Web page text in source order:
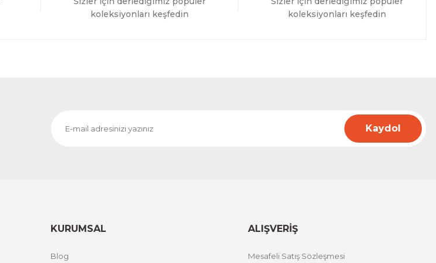
koleksiyonları keşfedin
koleksiyonları keşfedin
Kaydol
KURUMSAL
Blog
ALIŞVERİŞ
Mesafeli Satış Sözleşmesi